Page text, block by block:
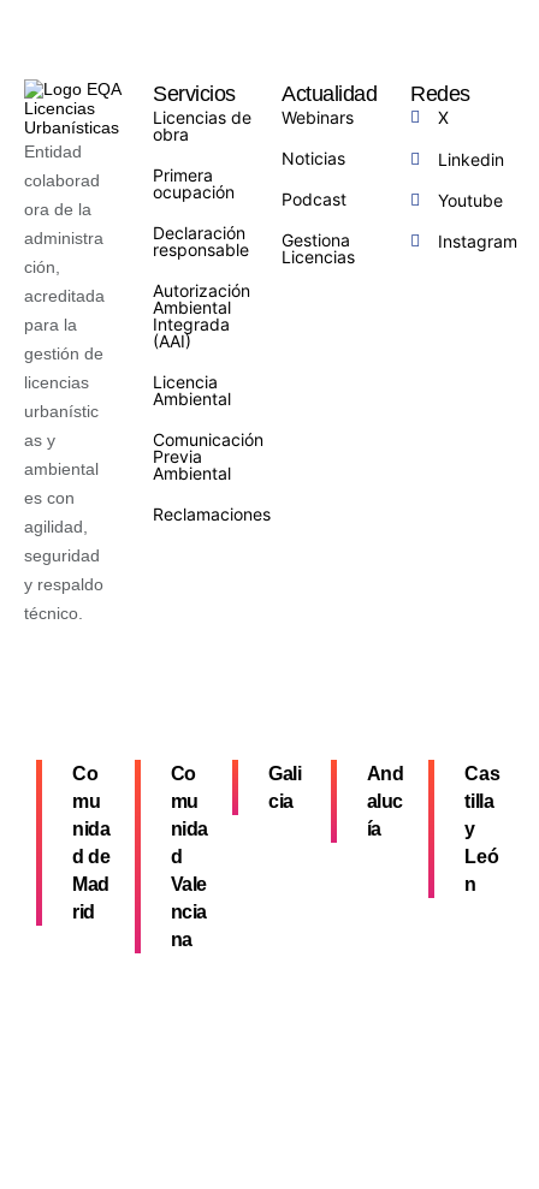
Entidad
colaborad
ora de la
administra
ción,
acreditada
para la
gestión de
licencias
urbanístic
as y
ambiental
es con
agilidad,
seguridad
y respaldo
técnico.
Servicios
Licencias de
obra
Primera
ocupación
Declaración
responsable
Autorización
Ambiental
Integrada
(AAI)
Licencia
Ambiental
Comunicación
Previa
Ambiental
Reclamaciones
Actualidad
Webinars
Noticias
Podcast
Gestiona
Licencias
Redes
X
Linkedin
Youtube
Instagram
Co
mu
nida
d de
Mad
rid
Co
mu
nida
d
Vale
ncia
na
Gali
cia
And
aluc
ía
Cas
tilla
y
Leó
n